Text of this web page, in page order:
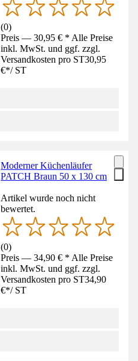
(0)
Preis — 30,95 € * Alle Preise
inkl. MwSt. und ggf. zzgl.
Versandkosten pro ST30,95
€*/ ST
Moderner Küchenläufer
PATCH Braun 50 x 130 cm
Artikel wurde noch nicht
bewertet.
(0)
Preis — 34,90 € * Alle Preise
inkl. MwSt. und ggf. zzgl.
Versandkosten pro ST34,90
€*/ ST